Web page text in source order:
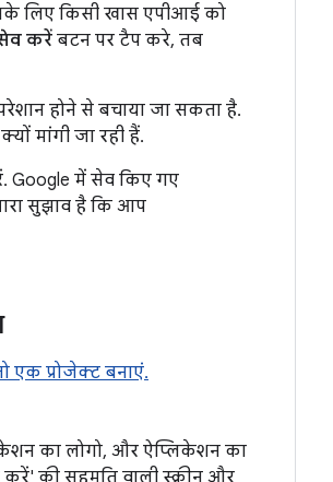
लिए किसी खास एपीआई को
करेंबटन पर टैप करे, तब
होने से बचाया जा सकता है.
मांगी जा रही हैं.
Google में सेव किए गए
सुझाव है कि आप
एक प्रोजेक्ट बनाएं.
का लोगो, और ऐप्लिकेशन का
की सहमति वाली स्क्रीन और